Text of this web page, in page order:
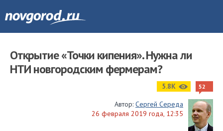
Открытие «Точки кипения». Нужна ли
НТИ новгородским фермерам?
5.8K 52
Автор: Сергей Середа
26 февраля 2019 года, 12:35